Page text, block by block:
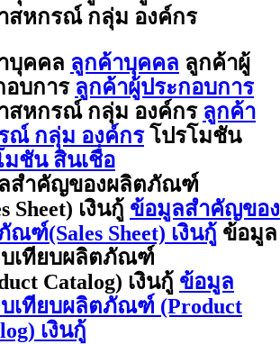
สหกรณ์ กลุ่ม องค์กร
บุคคล ลูกค้าบุคคล ลูกค้าผู้
อบการ ลูกค้าผู้ประกอบการ
สหกรณ์ กลุ่ม องค์กร ลูกค้า
ณ์ กลุ่ม องค์กร โปรโมชัน
มชัน สินเชื่อ
สำคัญของผลิตภัณฑ์
Sheet) เงินกู้ ข้อมูลสำคัญของ
ณฑ์(Sales Sheet) เงินกู้ ข้อมูล
บเทียบผลิตภัณฑ์
Catalog) เงินกู้ ข้อมูล
บเทียบผลิตภัณฑ์ (Product
เงินกู้